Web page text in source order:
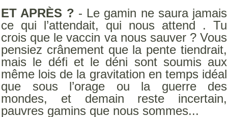
ET APRÈS ? - Le gamin ne saura jamais
ce qui l’attendait, qui nous attend . Tu
crois que le vaccin va nous sauver ? Vous
pensiez crânement que la pente tiendrait,
mais le défi et le déni sont soumis aux
même lois de la gravitation en temps idéal
que sous l’orage ou la guerre des
mondes, et demain reste incertain,
pauvres gamins que nous sommes...